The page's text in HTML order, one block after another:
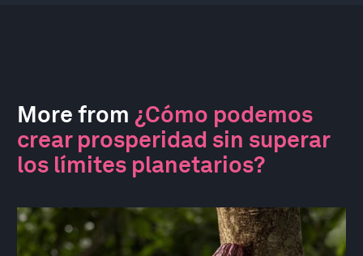
More from ¿Cómo podemos
crear prosperidad sin superar
los límites planetarios?